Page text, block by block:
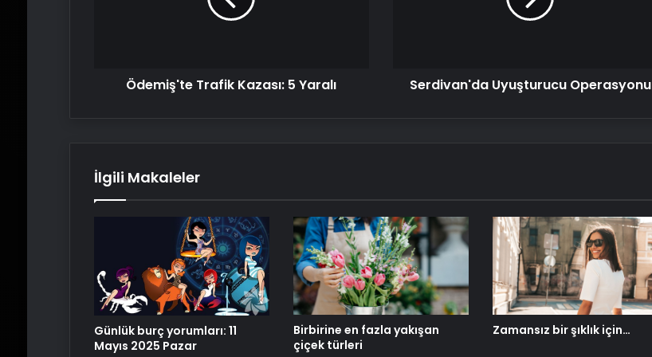
Ödemiş'te Trafik Kazası: 5 Yaralı Serdivan'da Uyuşturucu Operasyonu
İlgili Makaleler
Günlük burç yorumları: 11
Mayıs 2025 Pazar
Birbirine en fazla yakışan
çiçek türleri
Zamansız bir şıklık için…